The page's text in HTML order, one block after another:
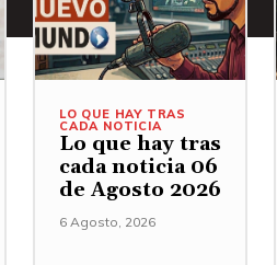
LO QUE HAY TRAS
CADA NOTICIA
Lo que hay tras
cada noticia 06
de Agosto 2026
6 Agosto, 2026